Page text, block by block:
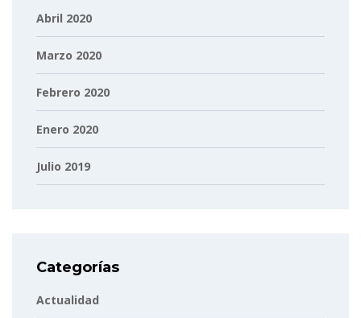
Abril 2020
Marzo 2020
Febrero 2020
Enero 2020
Julio 2019
Categorías
Actualidad